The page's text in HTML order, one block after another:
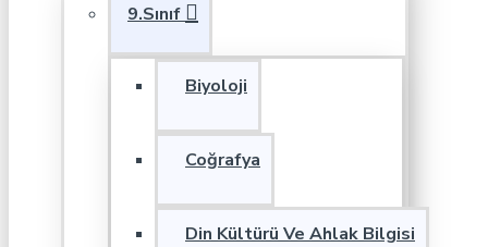
9.Sınıf
Biyoloji
Coğrafya
Din Kültürü Ve Ahlak Bilgisi